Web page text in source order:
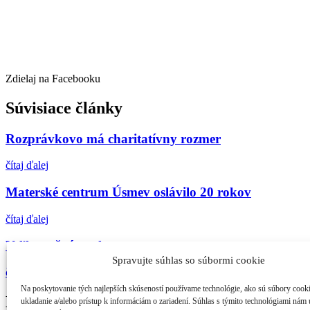
Spravujte súhlas so súbormi cookie
Na poskytovanie tých najlepších skúseností používame technológie, ako sú súbory
ukladanie a/alebo prístup k informáciám o zariadení. Súhlas s týmito technológiami nám
Zdielaj na Facebooku
Súvisiace články
Rozprávkovo má charitatívny rozmer
čítaj ďalej
Materské centrum Úsmev oslávilo 20 rokov
čítaj ďalej
Veľkonočný park
čítaj ďalej
Najčítanejšie